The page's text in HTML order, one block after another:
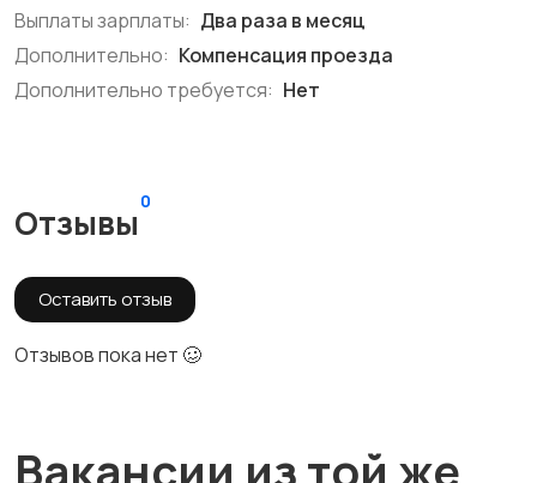
Выплаты зарплаты: Два раза в месяц
Дополнительно: Компенсация проезда
Дополнительно требуется: Нет
Отзывы
0
Оставить отзыв
Отзывов пока нет 🥴
Вакансии из той же